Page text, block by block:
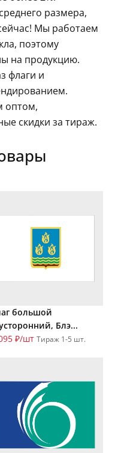
размера,
Мы работаем
поэтому
на продукцию.
флаги и
оптом,
скидки за тираж.
большой
Блэ...
₽/шт Тираж 1-5 шт.